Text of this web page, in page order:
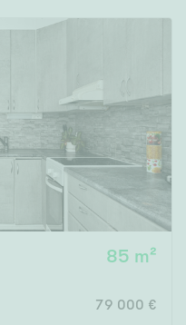
85 m²
79 000 €